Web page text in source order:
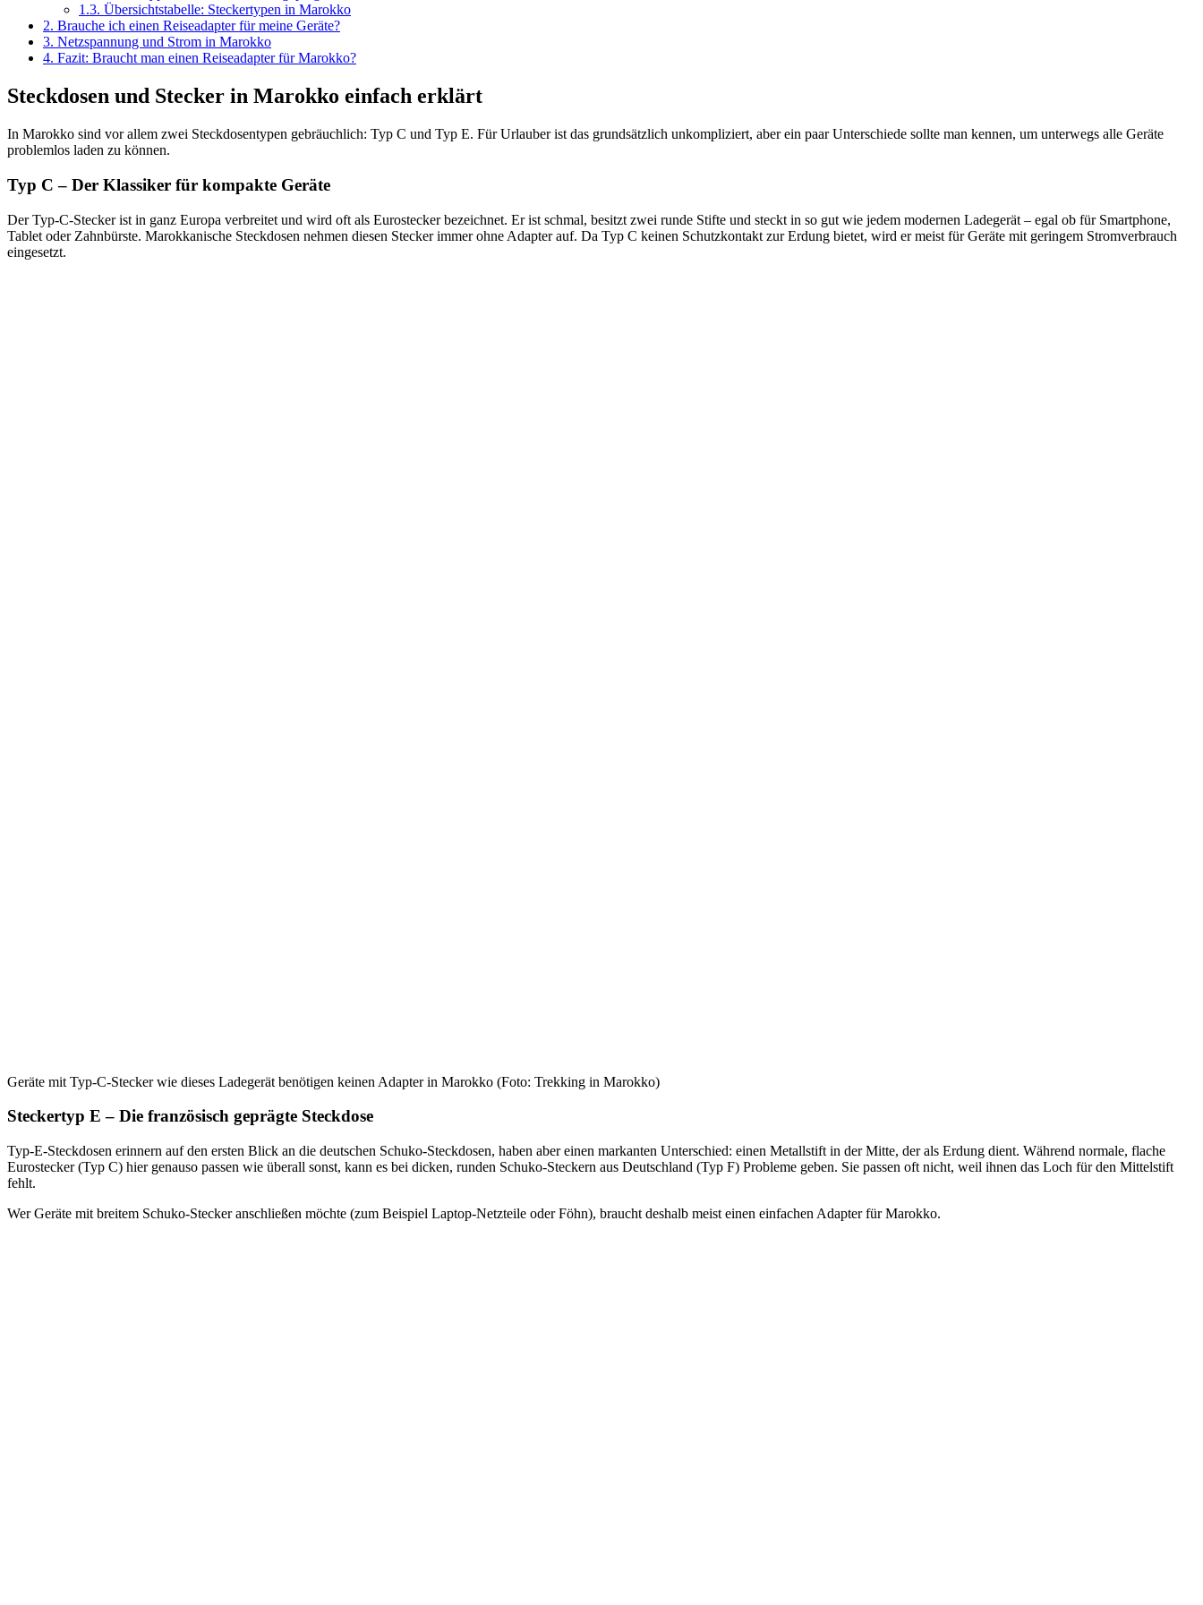
1.3. Übersichtstabelle: Steckertypen in Marokko
2. Brauche ich einen Reiseadapter für meine Geräte?
3. Netzspannung und Strom in Marokko
4. Fazit: Braucht man einen Reiseadapter für Marokko?
Steckdosen und Stecker in Marokko einfach erklärt
In Marokko sind vor allem zwei Steckdosentypen gebräuchlich: Typ C und Typ E. Für Urlauber ist das grundsätzlich unkompliziert, aber ein paar Unterschiede sollte man kennen, um unterwegs alle Geräte
problemlos laden zu können.
Typ C – Der Klassiker für kompakte Geräte
Der Typ-C-Stecker ist in ganz Europa verbreitet und wird oft als Eurostecker bezeichnet. Er ist schmal, besitzt zwei runde Stifte und steckt in so gut wie jedem modernen Ladegerät – egal ob für Smartphone,
Tablet oder Zahnbürste. Marokkanische Steckdosen nehmen diesen Stecker immer ohne Adapter auf. Da Typ C keinen Schutzkontakt zur Erdung bietet, wird er meist für Geräte mit geringem Stromverbrauch
eingesetzt.
Geräte mit Typ-C-Stecker wie dieses Ladegerät benötigen keinen Adapter in Marokko (Foto: Trekking in Marokko)
Steckertyp E – Die französisch geprägte Steckdose
Typ-E-Steckdosen erinnern auf den ersten Blick an die deutschen Schuko-Steckdosen, haben aber einen markanten Unterschied: einen Metallstift in der Mitte, der als Erdung dient. Während normale, flache
Eurostecker (Typ C) hier genauso passen wie überall sonst, kann es bei dicken, runden Schuko-Steckern aus Deutschland (Typ F) Probleme geben. Sie passen oft nicht, weil ihnen das Loch für den Mittelstift
fehlt.
Wer Geräte mit breitem Schuko-Stecker anschließen möchte (zum Beispiel Laptop-Netzteile oder Föhn), braucht deshalb meist einen einfachen Adapter für Marokko.